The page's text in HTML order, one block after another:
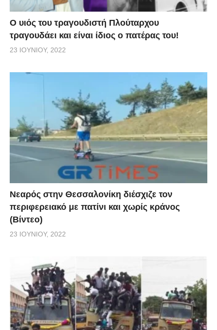
O υιός του τραγουδιστή Πλούταρχου
τραγουδάει και είναι ίδιος ο πατέρας του!
23 ΙΟΥΝΊΟΥ, 2022
Νεαρός στην Θεσσαλονίκη διέσχιζε τον
περιφερειακό με πατίνι και χωρίς κράνος
(Βίντεο)
23 ΙΟΥΝΊΟΥ, 2022